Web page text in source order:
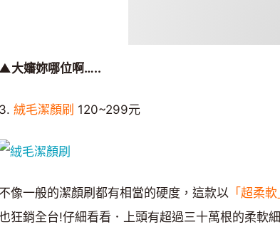
▲大嬸妳哪位啊…..
3. 絨毛潔顏刷 120~299元
不像一般的潔顏刷都有相當的硬度，這款以 「超柔
狂銷全台!仔細看看．上頭有超過三十萬根的柔軟